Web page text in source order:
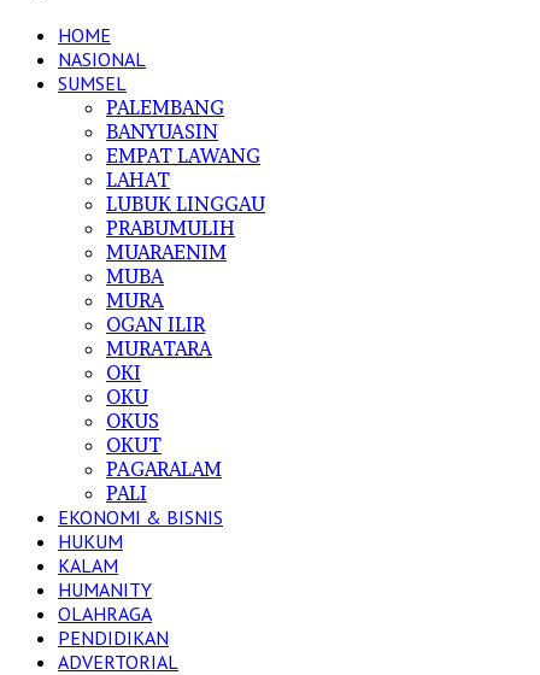
HOME
NASIONAL
SUMSEL
PALEMBANG
BANYUASIN
EMPAT LAWANG
LAHAT
LUBUK LINGGAU
PRABUMULIH
MUARAENIM
MUBA
MURA
OGAN ILIR
MURATARA
OKI
OKU
OKUS
OKUT
PAGARALAM
PALI
EKONOMI & BISNIS
HUKUM
KALAM
HUMANITY
OLAHRAGA
PENDIDIKAN
ADVERTORIAL